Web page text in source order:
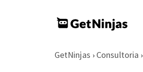
GetNinjas › Consultoria ›